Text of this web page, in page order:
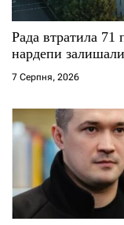
Рада втратила 71
нардепи
7 Серпня, 2026